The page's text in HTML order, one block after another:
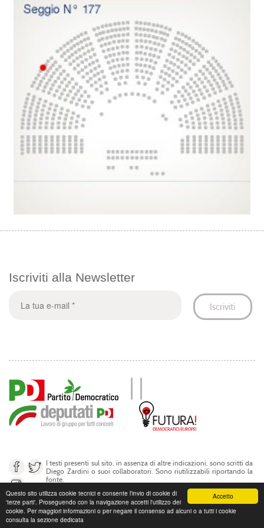
Accetto
Questo sito utilizza cookie tecnici e consente l'invio di cookie di
'terze parti'. Proseguendo con la navigazione accetti l'utilizzo dei
cookie. Per maggiori informazioni o per negare il consenso ad alcuni o a tutti i cookie
consulta la sezione dedicata
Iscriviti alla Newsletter
I testi presenti sul sito, in assenza di altre indicazioni, sono scritti da
Diego Zardini o suoi collaboratori. Sono riutilizzabili riportando la
fonte.
© Diego Zardini 2017